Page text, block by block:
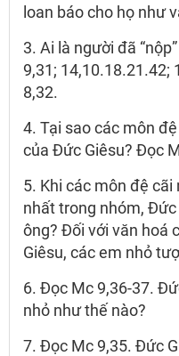
loan báo cho họ như
3. Ai là người đã
9,31; 14,10.18.21.42;
8,32.
4. Tại sao các môn
của Đức Giêsu? Đọc
5. Khi các môn đệ
nhất trong nhóm,
ông? Đối với văn hoá
Giêsu, các em nhỏ
6. Đọc Mc 9,36-37.
nhỏ như thế nào?
7. Đọc Mc 9,35. Đức